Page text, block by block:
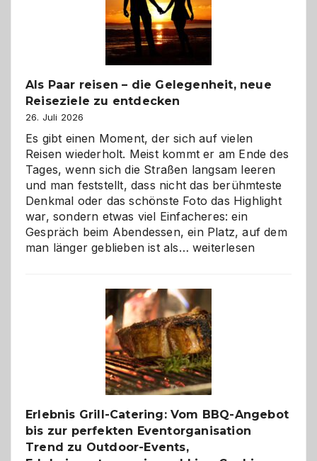
Als Paar reisen – die Gelegenheit, neue
Reiseziele zu entdecken
26. Juli 2026
Es gibt einen Moment, der sich auf vielen
Reisen wiederholt. Meist kommt er am Ende des
Tages, wenn sich die Straßen langsam leeren
und man feststellt, dass nicht das berühmteste
Denkmal oder das schönste Foto das Highlight
war, sondern etwas viel Einfacheres: ein
Gespräch beim Abendessen, ein Platz, auf dem
man länger geblieben ist als… Als
–
die
Gelegenheit,
neue
Reiseziele
zu
entdecken
weiterlesen
Erlebnis Grill-Catering: Vom BBQ-Angebot
bis zur perfekten Eventorganisation
Trend zu Outdoor-Events,